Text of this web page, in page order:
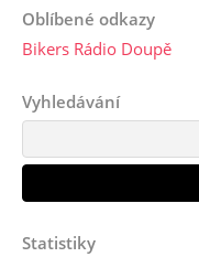
Oblíbené odkazy
Bikers Rádio Doupě
Vyhledávání
Statistiky